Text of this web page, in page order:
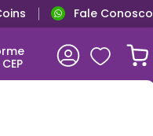
Fale Conosco